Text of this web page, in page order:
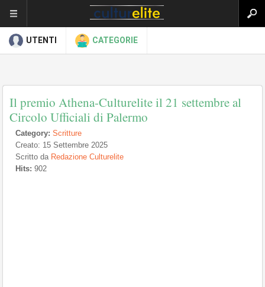
UTENTI CATEGORIE
Il premio Athena-Culturelite il 21 settembre al
Circolo Ufficiali di Palermo
Category: Scritture
Creato: 15 Settembre 2025
Scritto da Redazione Culturelite
Hits: 902